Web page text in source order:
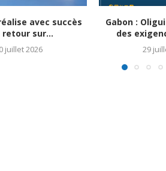
avec succès
retour sur...
juillet 2026
Gabon :
des
29